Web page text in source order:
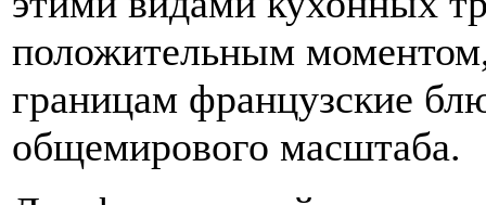
положительным
границам французские
общемирового масштаба.